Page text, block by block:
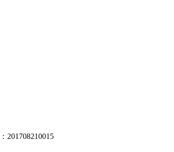
201708210015